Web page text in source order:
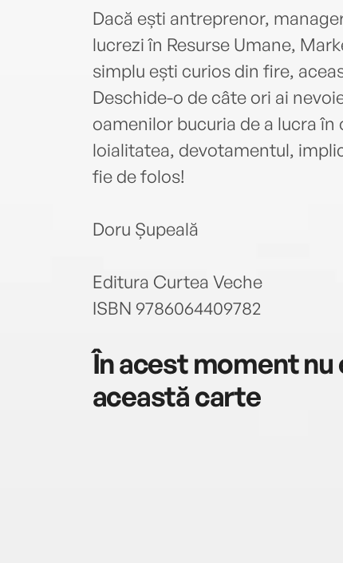
Dacă ești antreprenor,
lucrezi în Resurse Umane,
simplu ești curios din fire,
Deschide-o de câte ori ai
oamenilor bucuria de a lucra
loialitatea, devotamentul,
fie de folos!
Doru Șupeală
Editura Curtea Veche
ISBN 9786064409782
În acest moment
această carte